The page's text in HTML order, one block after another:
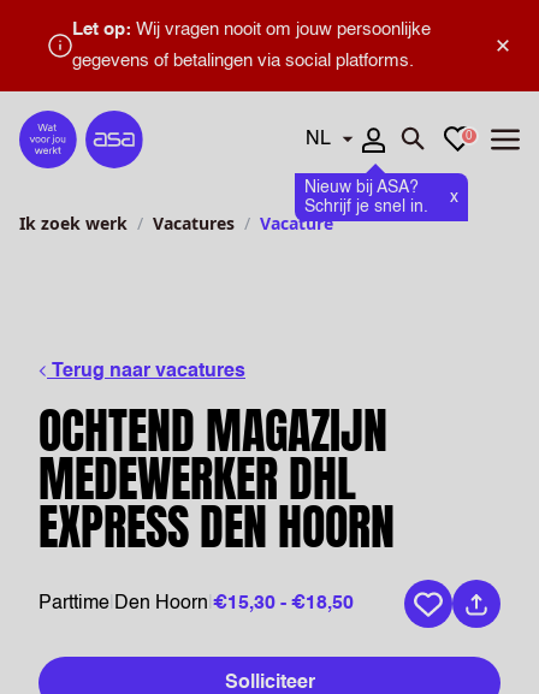
×
Let op: Wij vragen nooit om jouw persoonlijke
gegevens of betalingen via social platforms.
Home
Talen
Nieuw bij ASA?
Schrijf je snel in.
x
Zoeken openen
Favorieten
0
Ik zoek werk Vacatures Vacature
Terug naar vacatures
OCHTEND MAGAZIJN
MEDEWERKER DHL
EXPRESS DEN HOORN
Parttime Den Hoorn €15,30 - €18,50
Bewaar
Solliciteer